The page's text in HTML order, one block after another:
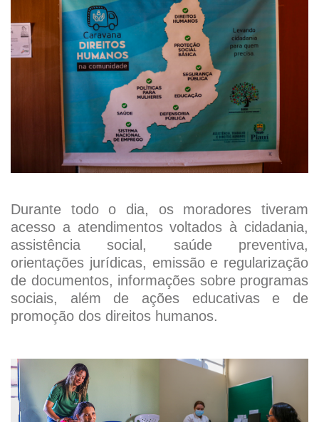
Durante todo o dia, os moradores tiveram
acesso a atendimentos voltados à cidadania,
assistência social, saúde preventiva,
orientações jurídicas, emissão e regularização
de documentos, informações sobre programas
sociais, além de ações educativas e de
promoção dos direitos humanos.